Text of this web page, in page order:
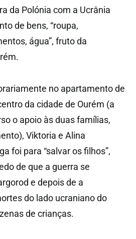
da Polónia com a Ucrânia
de bens, “roupa,
água”, fruto da
no apartamento de
da cidade de Ourém (a
o apoio às duas famílias,
Viktoria e Alina
foi para “salvar os filhos”,
de que a guerra se
e depois de a
do lado ucraniano do
de crianças.